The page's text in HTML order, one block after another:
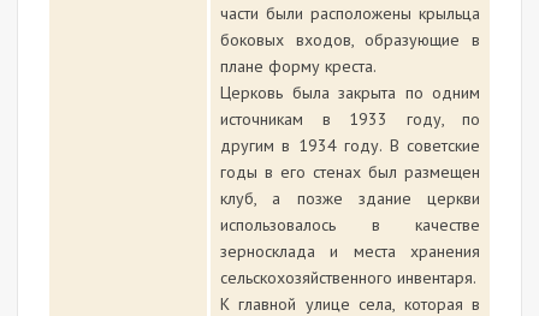
части были расположены крыльца
боковых входов, образующие в
плане форму креста.
Церковь была закрыта по одним
источникам в 1933 году, по
другим в 1934 году. В советские
годы в его стенах был размещен
клуб, а позже здание церкви
использовалось в качестве
зерносклада и места хранения
сельскохозяйственного инвентаря.
К главной улице села, которая в